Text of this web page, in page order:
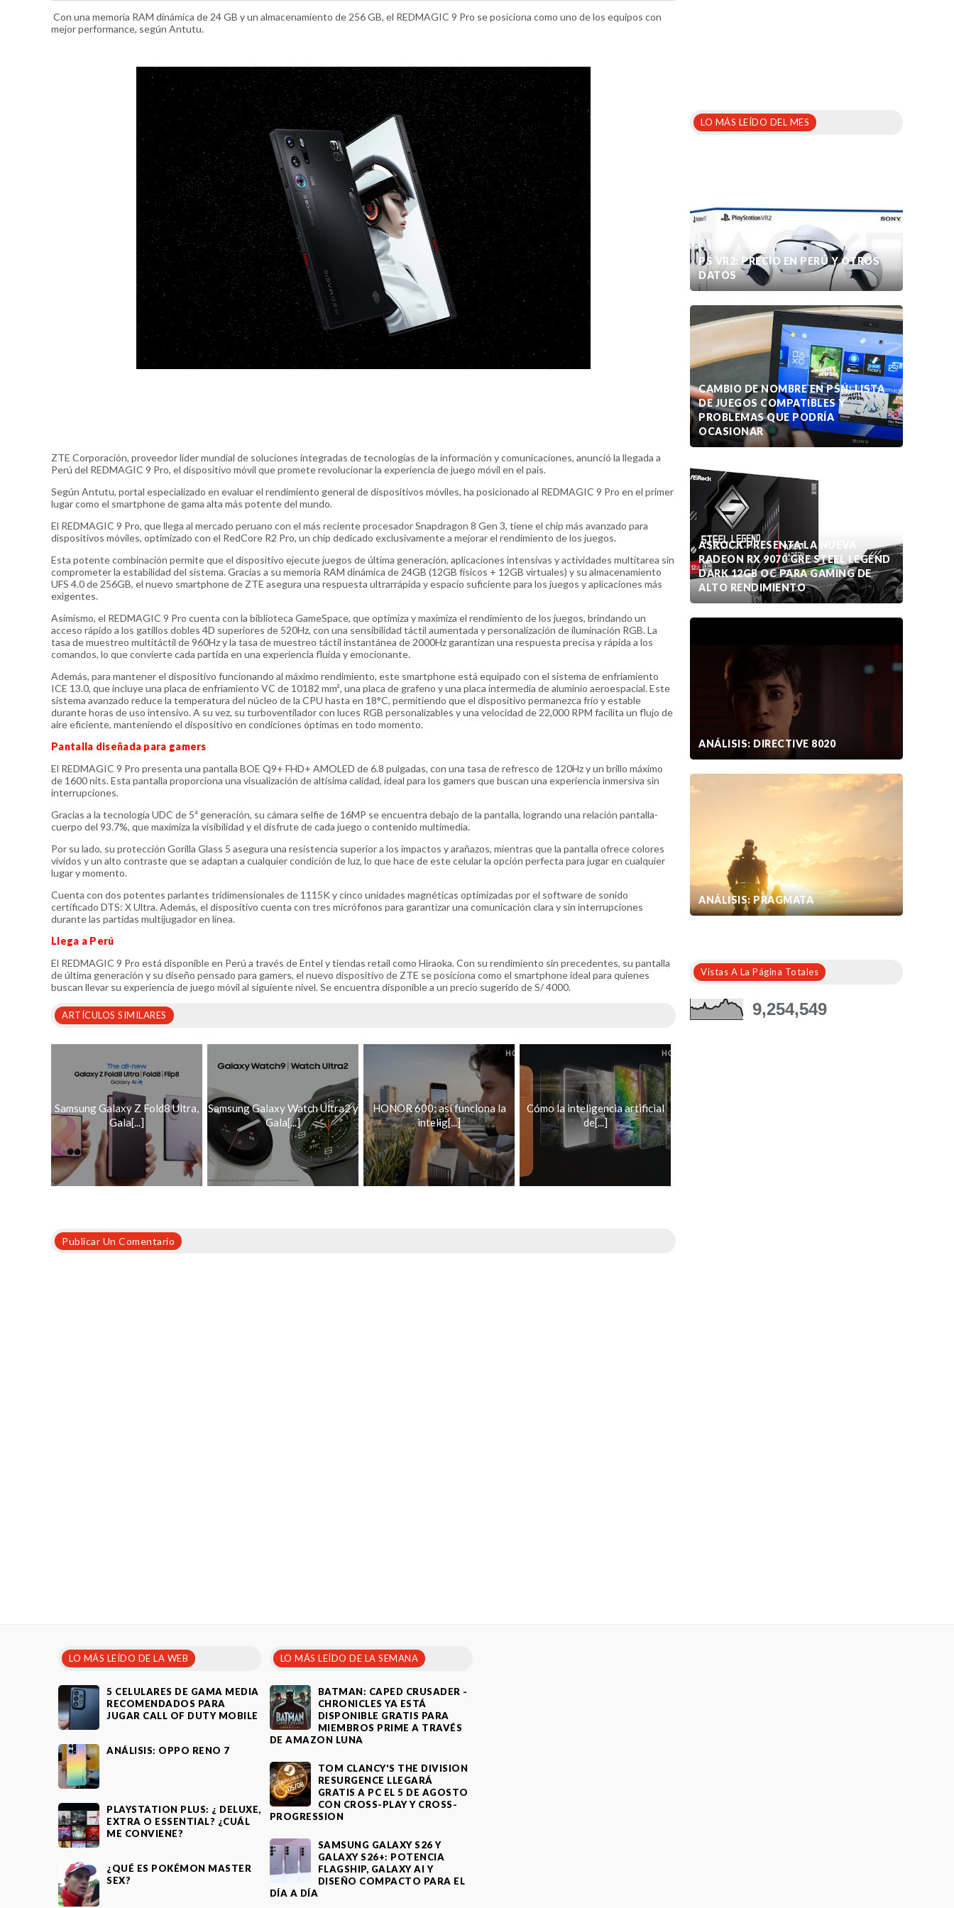
Con una memoria RAM dinámica de 24 GB y un almacenamiento de 256 GB, el REDMAGIC 9 Pro se posiciona como uno de los equipos con
mejor performance, según Antutu.
ZTE Corporación, proveedor líder mundial de soluciones integradas de tecnologías de la información y comunicaciones, anunció la llegada a
Perú del REDMAGIC 9 Pro, el dispositivo móvil que promete revolucionar la experiencia de juego móvil en el país.
Según Antutu, portal especializado en evaluar el rendimiento general de dispositivos móviles, ha posicionado al REDMAGIC 9 Pro en el primer
lugar como el smartphone de gama alta más potente del mundo.
El REDMAGIC 9 Pro, que llega al mercado peruano con el más reciente procesador Snapdragon 8 Gen 3, tiene el chip más avanzado para
dispositivos móviles, optimizado con el RedCore R2 Pro, un chip dedicado exclusivamente a mejorar el rendimiento de los juegos.
Esta potente combinación permite que el dispositivo ejecute juegos de última generación, aplicaciones intensivas y actividades multitarea sin
comprometer la estabilidad del sistema. Gracias a su memoria RAM dinámica de 24GB (12GB físicos + 12GB virtuales) y su almacenamiento
UFS 4.0 de 256GB, el nuevo smartphone de ZTE asegura una respuesta ultrarrápida y espacio suficiente para los juegos y aplicaciones más
exigentes.
Asimismo, el REDMAGIC 9 Pro cuenta con la biblioteca GameSpace, que optimiza y maximiza el rendimiento de los juegos, brindando un
acceso rápido a los gatillos dobles 4D superiores de 520Hz, con una sensibilidad táctil aumentada y personalización de iluminación RGB. La
tasa de muestreo multitáctil de 960Hz y la tasa de muestreo táctil instantánea de 2000Hz garantizan una respuesta precisa y rápida a los
comandos, lo que convierte cada partida en una experiencia fluida y emocionante.
Además, para mantener el dispositivo funcionando al máximo rendimiento, este smartphone está equipado con el sistema de enfriamiento
ICE 13.0, que incluye una placa de enfriamiento VC de 10182 mm², una placa de grafeno y una placa intermedia de aluminio aeroespacial. Este
sistema avanzado reduce la temperatura del núcleo de la CPU hasta en 18°C, permitiendo que el dispositivo permanezca frío y estable
durante horas de uso intensivo. A su vez, su turboventilador con luces RGB personalizables y una velocidad de 22,000 RPM facilita un flujo de
aire eficiente, manteniendo el dispositivo en condiciones óptimas en todo momento.
Pantalla diseñada para gamers
El REDMAGIC 9 Pro presenta una pantalla BOE Q9+ FHD+ AMOLED de 6.8 pulgadas, con una tasa de refresco de 120Hz y un brillo máximo
de 1600 nits. Esta pantalla proporciona una visualización de altísima calidad, ideal para los gamers que buscan una experiencia inmersiva sin
interrupciones.
Gracias a la tecnología UDC de 5ª generación, su cámara selfie de 16MP se encuentra debajo de la pantalla, logrando una relación pantalla-
cuerpo del 93.7%, que maximiza la visibilidad y el disfrute de cada juego o contenido multimedia.
Por su lado, su protección Gorilla Glass 5 asegura una resistencia superior a los impactos y arañazos, mientras que la pantalla ofrece colores
vívidos y un alto contraste que se adaptan a cualquier condición de luz, lo que hace de este celular la opción perfecta para jugar en cualquier
lugar y momento.
Cuenta con dos potentes parlantes tridimensionales de 1115K y cinco unidades magnéticas optimizadas por el software de sonido
certificado DTS: X Ultra. Además, el dispositivo cuenta con tres micrófonos para garantizar una comunicación clara y sin interrupciones
durante las partidas multijugador en línea.
Llega a Perú
El REDMAGIC 9 Pro está disponible en Perú a través de Entel y tiendas retail como Hiraoka. Con su rendimiento sin precedentes, su pantalla
de última generación y su diseño pensado para gamers, el nuevo dispositivo de ZTE se posiciona como el smartphone ideal para quienes
buscan llevar su experiencia de juego móvil al siguiente nivel. Se encuentra disponible a un precio sugerido de S/ 4000.
ARTÍCULOS SIMILARES
Samsung Galaxy Z Fold8 Ultra,
Gala[...]
Samsung Galaxy Watch Ultra2 y
Gala[...]
HONOR 600: así funciona la
intelig[...]
Cómo la inteligencia artificial
de[...]
Publicar Un Comentario
LO MÁS LEÍDO DEL MES
PS VR2: PRECIO EN PERÚ Y OTROS
DATOS
CAMBIO DE NOMBRE EN PSN: LISTA
DE JUEGOS COMPATIBLES Y
PROBLEMAS QUE PODRÍA
OCASIONAR
ASROCK PRESENTA LA NUEVA
RADEON RX 9070 GRE STEEL LEGEND
DARK 12GB OC PARA GAMING DE
ALTO RENDIMIENTO
ANÁLISIS: DIRECTIVE 8020
ANÁLISIS: PRAGMATA
Vistas A La Página Totales
9,254,549
LO MÁS LEÍDO DE LA WEB
5 CELULARES DE GAMA MEDIA
RECOMENDADOS PARA
JUGAR CALL OF DUTY MOBILE
ANÁLISIS: OPPO RENO 7
PLAYSTATION PLUS: ¿ DELUXE,
EXTRA O ESSENTIAL? ¿CUÁL
ME CONVIENE?
¿QUÉ ES POKÉMON MASTER
SEX?
LO MÁS LEÍDO DE LA SEMANA
BATMAN: CAPED CRUSADER -
CHRONICLES YA ESTÁ
DISPONIBLE GRATIS PARA
MIEMBROS PRIME A TRAVÉS
DE AMAZON LUNA
TOM CLANCY'S THE DIVISION
RESURGENCE LLEGARÁ
GRATIS A PC EL 5 DE AGOSTO
CON CROSS-PLAY Y CROSS-
PROGRESSION
SAMSUNG GALAXY S26 Y
GALAXY S26+: POTENCIA
FLAGSHIP, GALAXY AI Y
DISEÑO COMPACTO PARA EL
DÍA A DÍA